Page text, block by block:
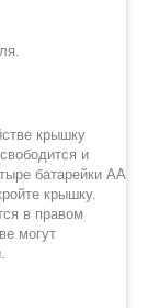
крышку
и
батарейки АА
крышку.
в правом
могут